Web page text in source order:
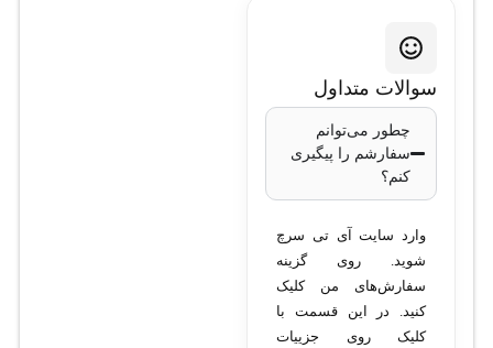
سوالات متداول
چطور می‌توانم
سفارشم را پیگیری
کنم؟
وارد سایت آی تی سرچ
شوید. روی گزینه
سفارش‌های من کلیک
کنید. در این قسمت با
کلیک روی جزییات